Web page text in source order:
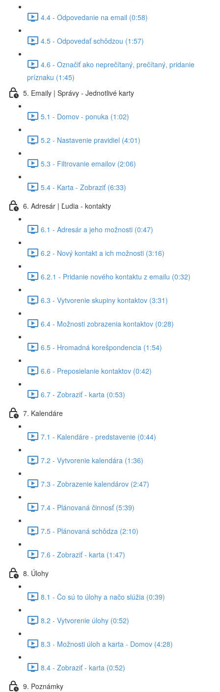
4.4 - Odpovedanie na email (0:58)
4.5 - Odpovedať schôdzou (1:57)
4.6 - Označiť ako neprečítaný, prečítaný, pridanie
príznaku (1:45)
5. Emaily | Správy - Jednotlivé karty
5.1 - Domov - ponuka (1:02)
5.2 - Nastavenie pravidiel (4:01)
5.3 - Filtrovanie emailov (2:06)
5.4 - Karta - Zobraziť (6:33)
6. Adresár | Ľudia - kontakty
6.1 - Adresár a jeho možnosti (0:47)
6.2 - Nový kontakt a ich možnosti (3:16)
6.2.1 - Pridanie nového kontaktu z emailu (0:32)
6.3 - Vytvorenie skupiny kontaktov (3:31)
6.4 - Možnosti zobrazenia kontaktov (0:28)
6.5 - Hromadná korešpondencia (1:54)
6.6 - Preposielanie kontaktov (0:42)
6.7 - Zobraziť - karta (0:53)
7. Kalendáre
7.1 - Kalendáre - predstavenie (0:44)
7.2 - Vytvorenie kalendára (1:36)
7.3 - Zobrazenie kalendárov (2:47)
7.4 - Plánovaná činnosť (5:39)
7.5 - Plánovaná schôdza (2:10)
7.6 - Zobraziť - karta (1:47)
8. Úlohy
8.1 - Čo sú to úlohy a načo slúžia (0:39)
8.2 - Vytvorenie úlohy (0:52)
8.3 - Možnosti úloh a karta - Domov (4:28)
8.4 - Zobraziť - karta (0:52)
9. Poznámky